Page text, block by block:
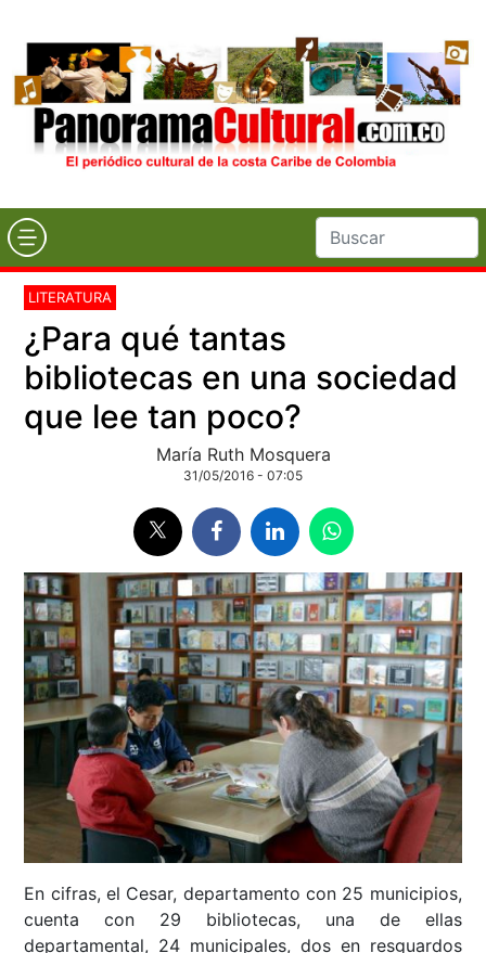
LITERATURA
¿Para qué tantas
bibliotecas en una sociedad
que lee tan poco?
María Ruth Mosquera
31/05/2016 - 07:05
En cifras, el Cesar, departamento con 25 municipios,
cuenta con 29 bibliotecas, una de ellas
departamental, 24 municipales, dos en resguardos